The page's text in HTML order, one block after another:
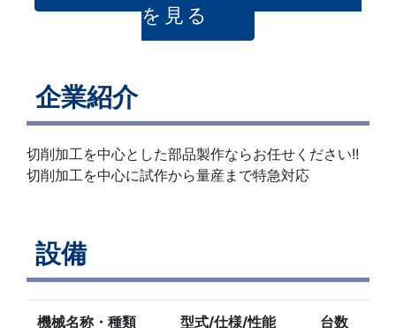
を見る
企業紹介
切削加工を中心とした部品製作ならお任せください!!
切削加工を中心に試作から量産まで特急対応
設備
機械名称・種類 型式/仕様/性能 台数